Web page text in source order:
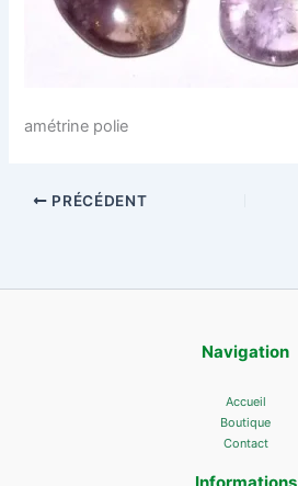
amétrine polie
PRÉCÉDENT
Navigation
Accueil
Boutique
Contact